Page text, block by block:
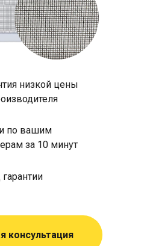
низкой цены
по вашим
за 10 минут
гарантии
консультация